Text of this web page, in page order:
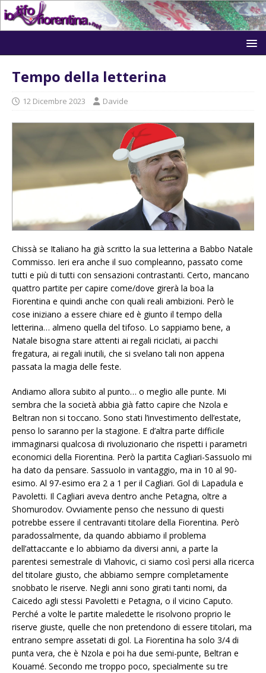
Tempo della letterina
12 Dicembre 2023 Davide
Chissà se Italiano ha già scritto la sua letterina a Babbo Natale
Commisso. Ieri era anche il suo compleanno, passato come
tutti e più di tutti con sensazioni contrastanti. Certo, mancano
quattro partite per capire come/dove girerà la boa la
Fiorentina e quindi anche con quali reali ambizioni. Però le
cose iniziano a essere chiare ed è giunto il tempo della
letterina… almeno quella del tifoso. Lo sappiamo bene, a
Natale bisogna stare attenti ai regali riciclati, ai pacchi
fregatura, ai regali inutili, che si svelano tali non appena
passata la magia delle feste.
Andiamo allora subito al punto… o meglio alle punte. Mi
sembra che la società abbia già fatto capire che Nzola e
Beltran non si toccano. Sono stati l’investimento dell’estate,
penso lo saranno per la stagione. E d’altra parte difficile
immaginarsi qualcosa di rivoluzionario che rispetti i parametri
economici della Fiorentina. Però la partita Cagliari-Sassuolo mi
ha dato da pensare. Sassuolo in vantaggio, ma in 10 al 90-
esimo. Al 97-esimo era 2 a 1 per il Cagliari. Gol di Lapadula e
Pavoletti. Il Cagliari aveva dentro anche Petagna, oltre a
Shomurodov. Ovviamente penso che nessuno di questi
potrebbe essere il centravanti titolare della Fiorentina. Però
paradossalmente, da quando abbiamo il problema
dell’attaccante e lo abbiamo da diversi anni, a parte la
parentesi semestrale di Vlahovic, ci siamo così persi alla ricerca
del titolare giusto, che abbiamo sempre completamente
snobbato le riserve. Negli anni sono girati tanti nomi, da
Caicedo agli stessi Pavoletti e Petagna, o il vicino Caputo.
Perché a volte le partite maledette le risolvono proprio le
riserve giuste, quelle che non pretendono di essere titolari, ma
entrano sempre assetati di gol. La Fiorentina ha solo 3/4 di
punta vera, che è Nzola e poi ha due semi-punte, Beltran e
Kouamé. Secondo me troppo poco, specialmente su tre